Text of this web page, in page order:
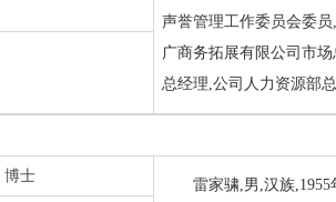
声誉管理工作委员会委
广商务拓展有限公司市
总经理,公司人力资源部
博士
雷家骕,男,汉族